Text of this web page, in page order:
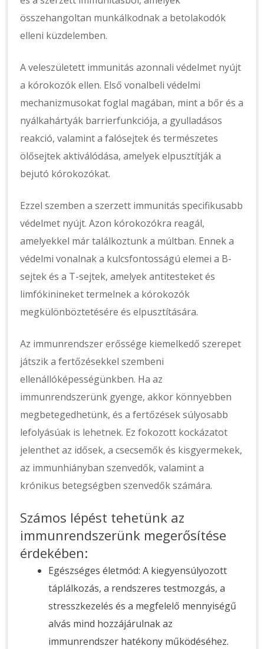
összehangoltan munkálkodnak a betolakodók
elleni küzdelemben.
A veleszületett immunitás azonnali védelmet nyújt
a kórokozók ellen. Első vonalbeli védelmi
mechanizmusokat foglal magában, mint a bőr és a
nyálkahártyák barrierfunkciója, a gyulladásos
reakció, valamint a falósejtek és természetes
ölősejtek aktiválódása, amelyek elpusztítják a
bejutó kórokozókat.
Ezzel szemben a szerzett immunitás specifikusabb
védelmet nyújt. Azon kórokozókra reagál,
amelyekkel már találkoztunk a múltban. Ennek a
védelmi vonalnak a kulcsfontosságú elemei a B-
sejtek és a T-sejtek, amelyek antitesteket és
limfókinineket termelnek a kórokozók
megkülönböztetésére és elpusztítására.
Az immunrendszer erőssége kiemelkedő szerepet
játszik a fertőzésekkel szembeni
ellenállóképességünkben. Ha az
immunrendszerünk gyenge, akkor könnyebben
megbetegedhetünk, és a fertőzések súlyosabb
lefolyásúak is lehetnek. Ez fokozott kockázatot
jelenthet az idősek, a csecsemők és kisgyermekek,
az immunhiányban szenvedők, valamint a
krónikus betegségben szenvedők számára.
Számos lépést tehetünk az
immunrendszerünk megerősítése
érdekében:
Egészséges életmód: A kiegyensúlyozott
táplálkozás, a rendszeres testmozgás, a
stresszkezelés és a megfelelő mennyiségű
alvás mind hozzájárulnak az
immunrendszer hatékony működéséhez.